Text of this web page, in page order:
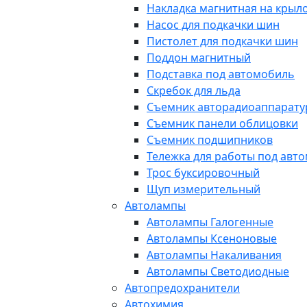
Накладка магнитная на
Насос для подкачки шин
Пистолет для подкачки шин
Поддон магнитный
Подставка под автомобиль
Скребок для льда
Съемник
Съемник панели облицовки
Съемник подшипников
Тележка для работы под
Трос буксировочный
Щуп измерительный
Автолампы
Автолампы Галогенные
Автолампы Ксеноновые
Автолампы Накаливания
Автолампы Светодиодные
Автопредохранители